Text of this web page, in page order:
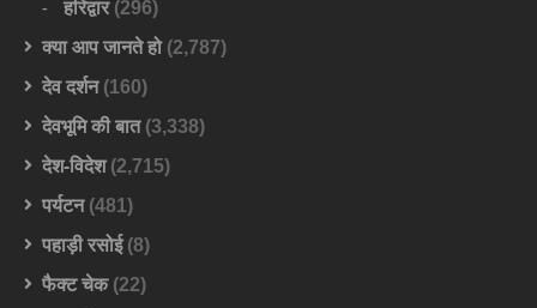
हरिद्वार(296)
क्या आप जानते हो(2,787)
देव दर्शन(160)
देवभूमि की बात(3,338)
देश-विदेश(2,715)
पर्यटन(481)
पहाड़ी रसोई(8)
फैक्ट चेक(22)